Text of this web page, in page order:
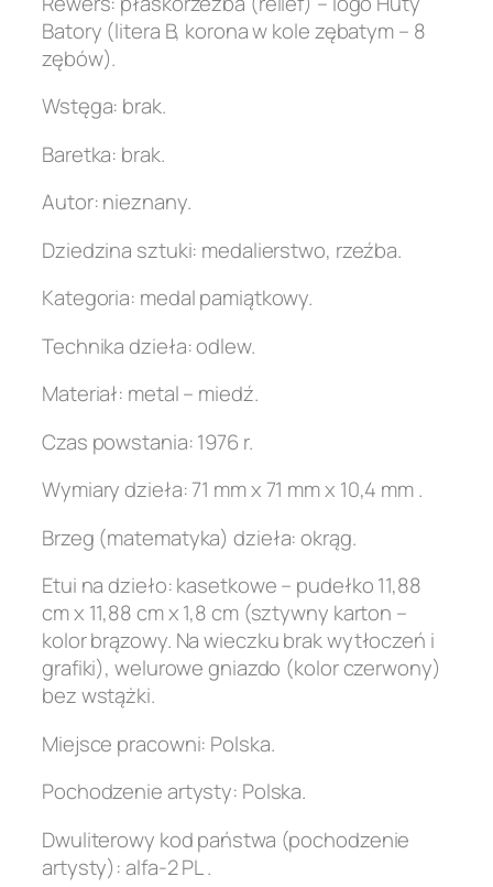
Batory (litera B, korona w kole zębatym – 8
zębów).
Wstęga: brak.
Baretka: brak.
Autor: nieznany.
Dziedzina sztuki: medalierstwo, rzeźba.
Kategoria: medal pamiątkowy.
Technika dzieła: odlew.
Materiał: metal – miedź.
Czas powstania: 1976 r.
Wymiary dzieła: 71 mm x 71 mm x 10,4 mm .
Brzeg (matematyka) dzieła: okrąg.
Etui na dzieło: kasetkowe – pudełko 11,88
cm x 11,88 cm x 1,8 cm (sztywny karton –
kolor brązowy. Na wieczku brak wytłoczeń i
grafiki), welurowe gniazdo (kolor czerwony)
bez wstążki.
Miejsce pracowni: Polska.
Pochodzenie artysty: Polska.
Dwuliterowy kod państwa (pochodzenie
artysty): alfa-2 PL .